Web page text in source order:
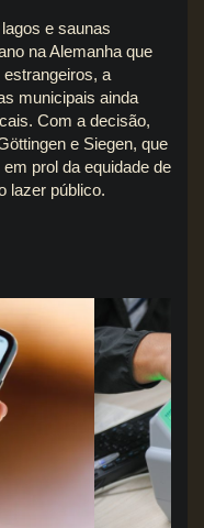
e saunas
na Alemanha que
a
municipais ainda
Com a decisão,
e Siegen, que
prol da equidade de
lazer público.